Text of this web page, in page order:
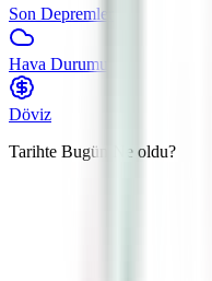
Son Depremler
Hava Durumu
Döviz
Tarihte Bugün
Ne oldu?